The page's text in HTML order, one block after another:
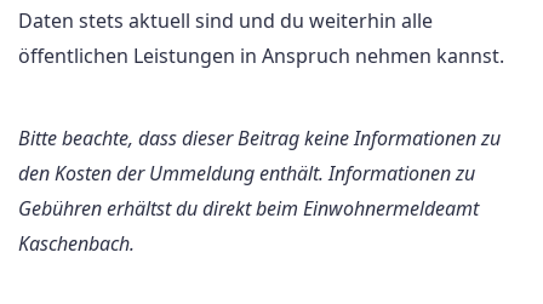
Daten stets aktuell sind und du weiterhin alle
öffentlichen Leistungen in Anspruch nehmen kannst.
Bitte beachte, dass dieser Beitrag keine Informationen zu
den Kosten der Ummeldung enthält. Informationen zu
Gebühren erhältst du direkt beim Einwohnermeldeamt
Kaschenbach.